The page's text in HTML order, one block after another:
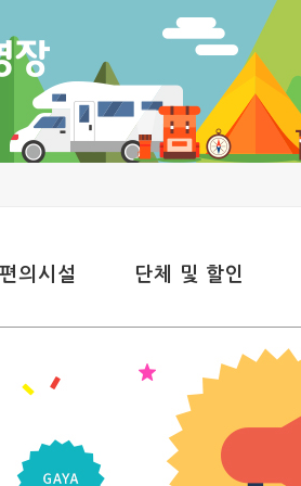
의시설 단체 및 할인